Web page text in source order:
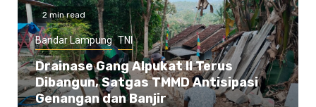
2 min read
Bandar Lampung TNI
Drainase Gang Alpukat II Terus
Dibangun, Satgas TMMD Antisipasi
Genangan dan Banjir